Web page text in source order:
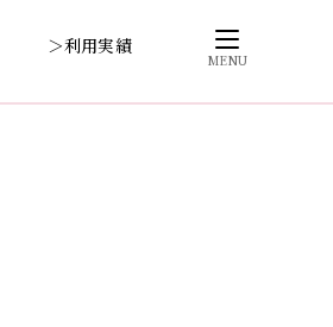
＞利用実績
MENU